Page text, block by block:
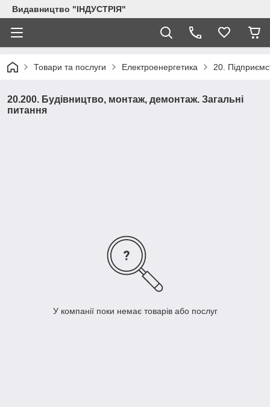
Видавництво "ІНДУСТРІЯ"
Товари та послуги Електроенергетика 20.
20.200. Будівництво, монтаж, демонтаж. Загальні
питання
У компанії поки немає товарів або послуг